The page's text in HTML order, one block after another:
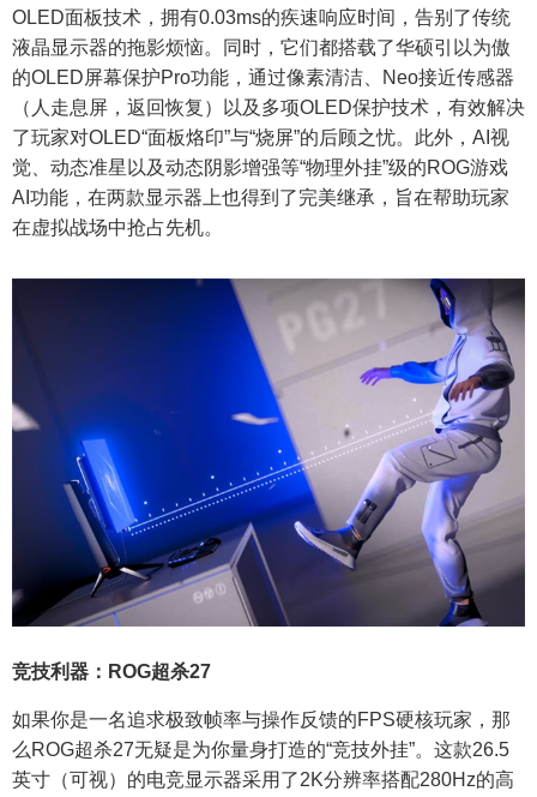
OLED面板技术，拥有0.03ms的疾速响应时间，告别了传统
液晶显示器的拖影烦恼。同时，它们都搭载了华硕引以为傲
的OLED屏幕保护Pro功能，通过像素清洁、Neo接近传感器
（人走息屏，返回恢复）以及多项OLED保护技术，有效解决
了玩家对OLED“面板烙印”与“烧屏”的后顾之忧。此外，AI视
觉、动态准星以及动态阴影增强等“物理外挂”级的ROG游戏
AI功能，在两款显示器上也得到了完美继承，旨在帮助玩家
在虚拟战场中抢占先机。
竞技利器：ROG超杀27
如果你是一名追求极致帧率与操作反馈的FPS硬核玩家，那
么ROG超杀27无疑是为你量身打造的“竞技外挂”。这款26.5
英寸（可视）的电竞显示器采用了2K分辨率搭配280Hz的高